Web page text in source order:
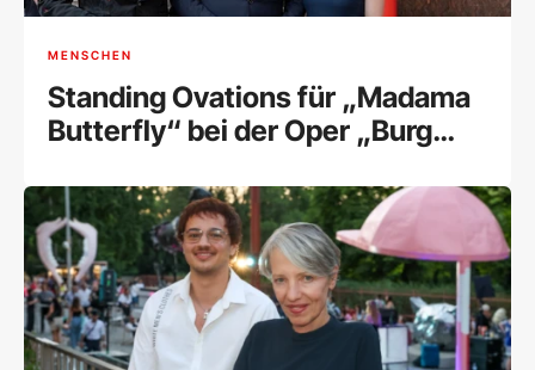
MENSCHEN
Standing Ovations für „Madama
Butterfly“ bei der Oper „Burg